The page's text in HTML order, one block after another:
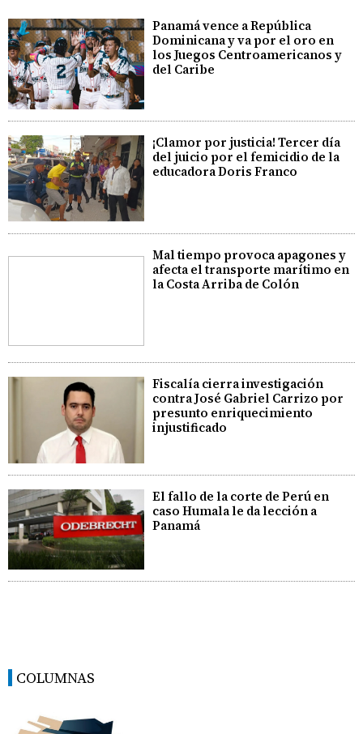
Panamá vence a República
Dominicana y va por el oro en
los Juegos Centroamericanos y
del Caribe
¡Clamor por justicia! Tercer día
del juicio por el femicidio de la
educadora Doris Franco
Mal tiempo provoca apagones y
afecta el transporte marítimo en
la Costa Arriba de Colón
Fiscalía cierra investigación
contra José Gabriel Carrizo por
presunto enriquecimiento
injustificado
El fallo de la corte de Perú en
caso Humala le da lección a
Panamá
COLUMNAS